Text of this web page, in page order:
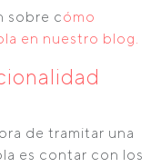
sobre cómo
en nuestro blog.
de tramitar una
es contar con los